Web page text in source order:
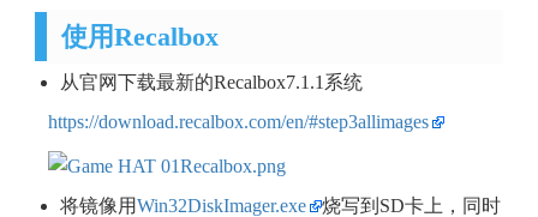
使用Recalbox
从官网下载最新的Recalbox7.1.1系统
https://download.recalbox.com/en/#step3allimages
将镜像用Win32DiskImager.exe
烧写到SD卡上，同时